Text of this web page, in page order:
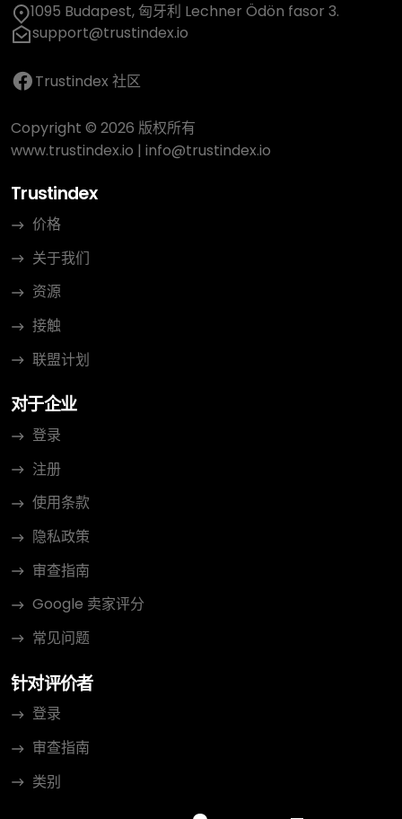
1095 Budapest, 匈牙利 Lechner Ödön fasor 3.
support@trustindex.io
Trustindex 社区
Copyright © 2026 版权所有
www.trustindex.io | info@trustindex.io
Trustindex
价格
关于我们
资源
接触
联盟计划
对于企业
登录
注册
使用条款
隐私政策
审查指南
Google 卖家评分
常见问题
针对评价者
登录
审查指南
类别